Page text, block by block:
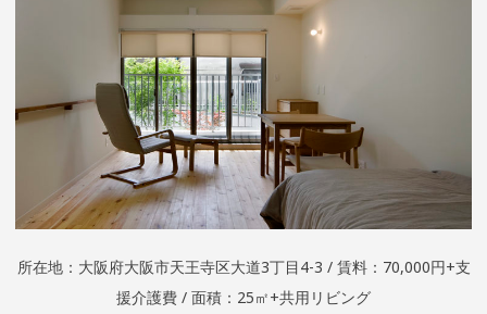
所在地：大阪府大阪市天王寺区大道3丁目4-3 / 賃料：70,000円+支
援介護費 / 面積：25㎡+共用リビング